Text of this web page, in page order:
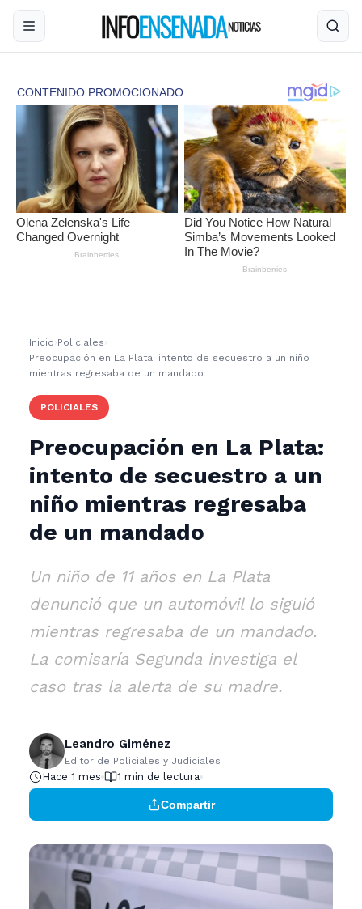
Inicio ›Policiales ›
Preocupación en La Plata: intento de secuestro a un niño
mientras regresaba de un mandado
POLICIALES
Preocupación en La Plata:
intento de secuestro a un
niño mientras regresaba
de un mandado
Un niño de 11 años en La Plata
denunció que un automóvil lo siguió
mientras regresaba de un mandado.
La comisaría Segunda investiga el
caso tras la alerta de su madre.
Leandro Giménez
Editor de Policiales y Judiciales
Hace 1 mes 1 min de lectura
Compartir